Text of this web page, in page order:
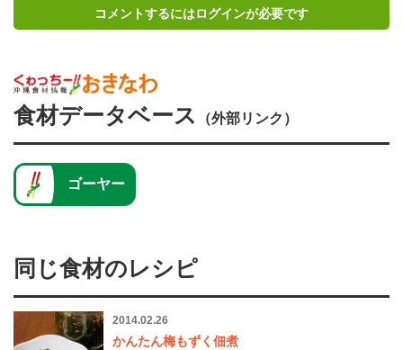
コメントするにはログインが必要です
食材データベース （外部リンク）
ゴーヤー
同じ食材のレシピ
2014.02.26
かんたん梅もずく佃煮